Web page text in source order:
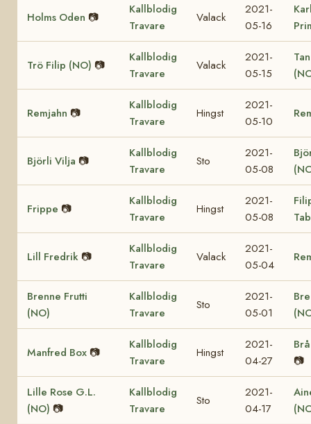
Holms Oden 📷
Kallblodig
Travare
Valack
2021-
05-16
Trö Filip (NO) 📷
Kallblodig
Travare
Valack
2021-
05-15
Remjahn 📷
Kallblodig
Travare
Hingst
2021-
05-10
Björli Vilja 📷
Kallblodig
Travare
Sto
2021-
05-08
Frippe 📷
Kallblodig
Travare
Hingst
2021-
05-08
Lill Fredrik 📷
Kallblodig
Travare
Valack
2021-
05-04
Brenne Frutti
(NO)
Kallblodig
Travare
Sto
2021-
05-01
Manfred Box 📷
Kallblodig
Travare
Hingst
2021-
04-27
📷
Lille Rose G.L.
(NO) 📷
Kallblodig
Travare
Sto
2021-
04-17